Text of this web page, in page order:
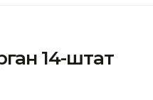
14-штат